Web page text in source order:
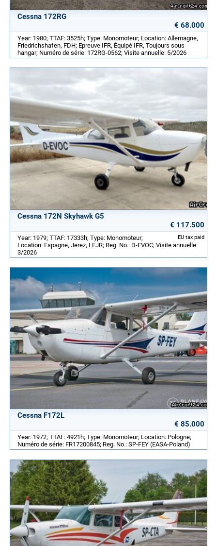
Cessna 172RG
€ 68.000
Year: 1980; TTAF: 3525h; Type: Monomoteur; Location: Allemagne,
Friedrichshafen, FDH; Epreuve IFR, Équipé IFR, Toujours sous
hangar; Numéro de série: 172RG-0562; Visite annuelle: 5/2026
Cessna 172N Skyhawk G5
€ 117.500
EU tax paid
Year: 1979; TTAF: 17333h; Type: Monomoteur;
Location: Espagne, Jerez, LEJR; Reg. No.: D-EVOC; Visite annuelle:
3/2026
Cessna F172L
€ 85.000
Year: 1972; TTAF: 4921h; Type: Monomoteur; Location: Pologne;
Numéro de série: FR17200845; Reg. No.: SP-FEY (EASA-Poland)